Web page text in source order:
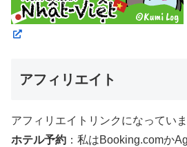
アフィリエイト
アフィリエイトリンクになっていま
ホテル予約 ：私はBooking.comか